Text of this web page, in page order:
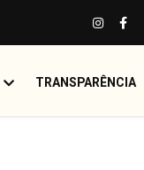
TRANSPARÊNCIA